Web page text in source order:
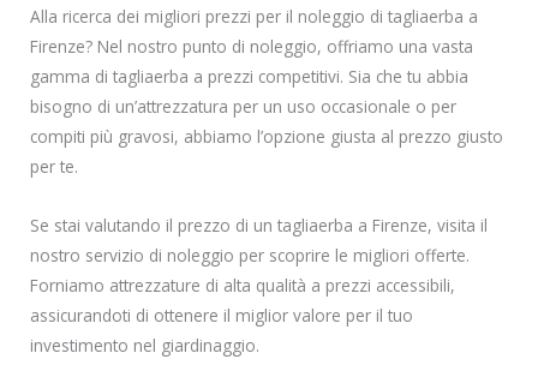
Alla ricerca dei migliori prezzi per il noleggio di tagliaerba a
Firenze? Nel nostro punto di noleggio, offriamo una vasta
gamma di tagliaerba a prezzi competitivi. Sia che tu abbia
bisogno di un’attrezzatura per un uso occasionale o per
compiti più gravosi, abbiamo l’opzione giusta al prezzo giusto
per te.
Se stai valutando il prezzo di un tagliaerba a Firenze, visita il
nostro servizio di noleggio per scoprire le migliori offerte.
Forniamo attrezzature di alta qualità a prezzi accessibili,
assicurandoti di ottenere il miglior valore per il tuo
investimento nel giardinaggio.